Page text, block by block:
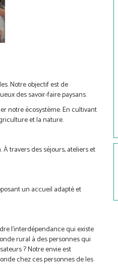
Notre objectif est de
des savoir-faire paysans.
notre écosystème. En cultivant
et la nature.
travers des séjours, ateliers et
un accueil adapté et
l’interdépendance qui existe
rural à des personnes qui
? Notre envie est
chez ces personnes de les